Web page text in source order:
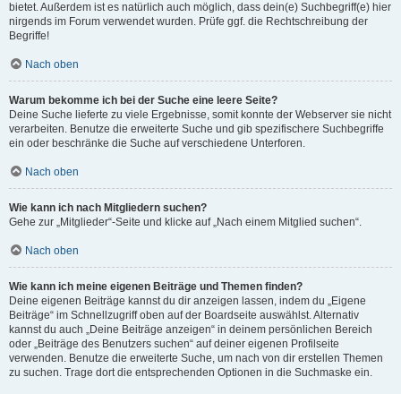
bietet. Außerdem ist es natürlich auch möglich, dass dein(e) Suchbegriff(e) hier
nirgends im Forum verwendet wurden. Prüfe ggf. die Rechtschreibung der
Begriffe!
Nach oben
Warum bekomme ich bei der Suche eine leere Seite?
Deine Suche lieferte zu viele Ergebnisse, somit konnte der Webserver sie nicht
verarbeiten. Benutze die erweiterte Suche und gib spezifischere Suchbegriffe
ein oder beschränke die Suche auf verschiedene Unterforen.
Nach oben
Wie kann ich nach Mitgliedern suchen?
Gehe zur „Mitglieder“-Seite und klicke auf „Nach einem Mitglied suchen“.
Nach oben
Wie kann ich meine eigenen Beiträge und Themen finden?
Deine eigenen Beiträge kannst du dir anzeigen lassen, indem du „Eigene
Beiträge“ im Schnellzugriff oben auf der Boardseite auswählst. Alternativ
kannst du auch „Deine Beiträge anzeigen“ in deinem persönlichen Bereich
oder „Beiträge des Benutzers suchen“ auf deiner eigenen Profilseite
verwenden. Benutze die erweiterte Suche, um nach von dir erstellen Themen
zu suchen. Trage dort die entsprechenden Optionen in die Suchmaske ein.